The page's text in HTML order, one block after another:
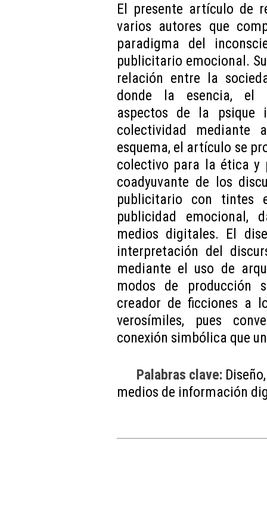
El presente artículo de
varios autores que
paradigma del
publicitario emocional.
relación entre la
donde la esencia, el
aspectos de la psique
colectividad mediante
esquema, el artículo se
colectivo para la ética y
coadyuvante de los
publicitario con tintes
publicidad emocional,
medios digitales. El
interpretación del
mediante el uso de
modos de producción
creador de ficciones a
verosímiles, pues
conexión simbólica que
Palabras clave:
medios de información